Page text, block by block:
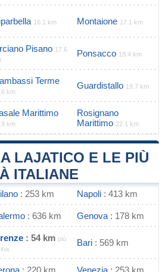
16.1 km Montaione 17.1 km
Pisano 17.6
Ponsacco 18.4 km
Terme
km
Guardistallo 19.7 km
Marittimo
km
Rosignano
Marittimo 22.1 km
LAJATICO E LE PIÙ
ITALIANE
: 253 km Napoli : 413 km
: 636 km Genova : 178 km
: 54 km più
Bari : 569 km
: 220 km Venezia : 253 km